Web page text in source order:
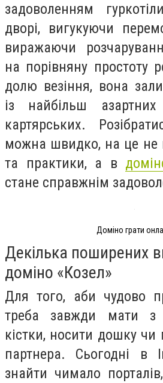
задоволенням
дворі, вигукуючи
виражаючи
на порівняну простоту
долю везіння, вона
із найбільш
картярських.
можна швидко, на це не
та практики, а в
стане справжнім
Доміно грати
Декілька поширених
доміно «Козел»
Для того, аби чудово
треба завжди мати з
кістки, носити дошку чи
партнера. Сьогодні в
знайти чимало